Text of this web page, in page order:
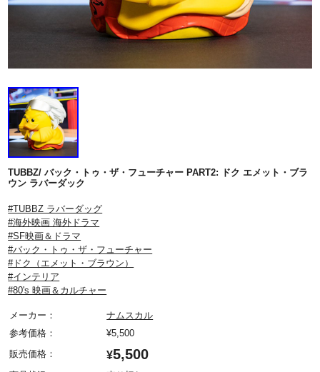
TUBBZ/ バック・トゥ・ザ・フューチャー PART2: ドク エメット・ブラ
ウン ラバーダック
#TUBBZ ラバーダッグ
#海外映画 海外ドラマ
#SF映画＆ドラマ
#バック・トゥ・ザ・フューチャー
#ドク（エメット・ブラウン）
#インテリア
#80's 映画＆カルチャー
メーカー：
ナムスカル
参考価格：
¥5,500
販売価格：
¥5,500